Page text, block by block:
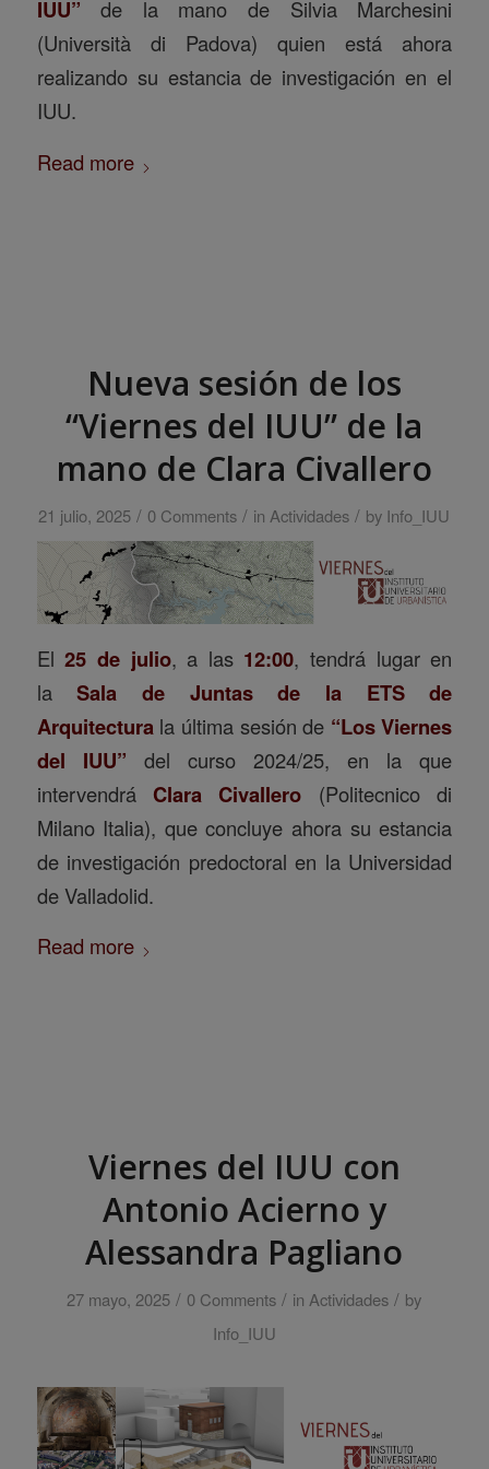
IUU” de la mano de Silvia Marchesini
(Università di Padova) quien está ahora
realizando su estancia de investigación en el
IUU.
Read more
Nueva sesión de los
“Viernes del IUU” de la
mano de Clara Civallero
21 julio, 2025 / 0 Comments / in Actividades / by Info_IUU
El25 de julio, a las 12:00, tendrá lugar en
laSala de Juntas de la ETS de
Arquitectura la última sesión de “Los Viernes
del IUU” del curso 2024/25, en la que
intervendrá Clara Civallero (Politecnico di
Milano Italia), que concluye ahora su estancia
de investigación predoctoral en la Universidad
de Valladolid.
Read more
Viernes del IUU con
Antonio Acierno y
Alessandra Pagliano
27 mayo, 2025 / 0 Comments / inActividades / by
Info_IUU